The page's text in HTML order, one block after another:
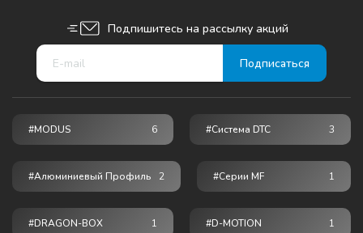
Подпишитесь на рассылку акций
#MODUS 6 #Система DTC 3
#Алюминиевый Профиль 2 #серии MF 1
#DRAGON-BOX 1 #D-MOTION 1